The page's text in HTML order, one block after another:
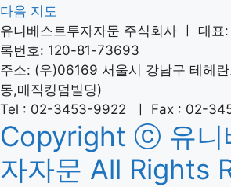
다음 지도
유니베스트투자자문 주식회사 ㅣ 대표
록번호: 120-81-73693
주소: (우)06169 서울시 강남구 테헤
동,매직킹덤빌딩)
Tel : 02-3453-9922 ㅣ Fax : 02-
Copyright ⓒ 유니
자자문 All Rights